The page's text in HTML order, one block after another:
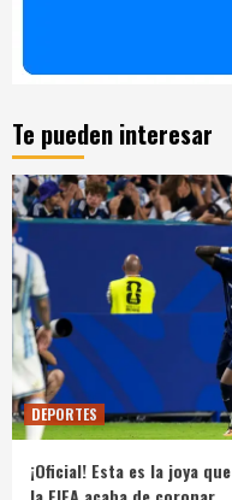
Te pueden interesar
DEPORTES
¡Oficial! Esta es la joya que